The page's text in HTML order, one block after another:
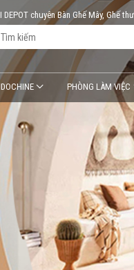
DEPOT chuyên Bàn Ghế Mây, Ghế
PHÒNG LÀM VIỆC